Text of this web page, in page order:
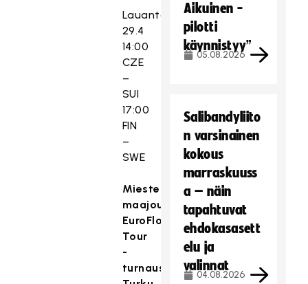
Lauantai
29.4
14:00
CZE
–
SUI
17:00
FIN
–
SWE
Miesten
maajoukkue
EuroFloorball
Tour
-
turnaus
Aikuinen -
pilotti
käynnistyy”
05.08.2026
Salibandyliito
n varsinainen
kokous
marraskuuss
a – näin
tapahtuvat
ehdokasasett
elu ja
valinnat
04.08.2026